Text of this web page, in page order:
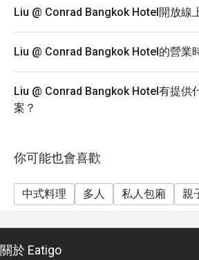
For dinner, we reopen at 18.00,
delightful a-la-carte dinner.
Join us at Liu Restaurant to embark
journey you won't forget!
** Our menu and pricing are
prior notice, allowing us to
trends.
vats and service charge, unless
special conditions.
FAQs
Q: What kind of cuisine does หลิว
Liu @ Conrad Bangkok Hotel開放線
Liu @ Conrad Bangkok Hotel的營業
Liu @ Conrad Bangkok Hotel有提供
案？
你可能也會喜歡
中式料理 多人 私人包廂 親
關於 Eatigo